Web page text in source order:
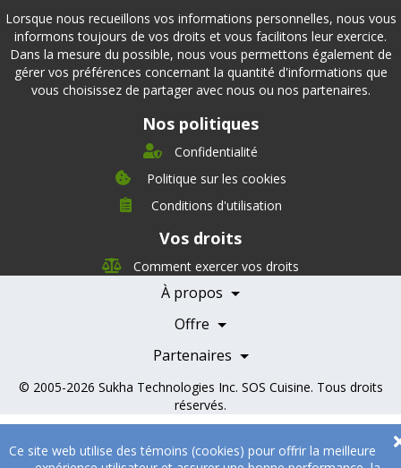
Ce site web utilise des témoins (cookies) pour offrir la meilleure
Lorsque nous recueillons vos informations personnelles, nous vous
informons toujours de vos droits et vous facilitons leur exercice.
Dans la mesure du possible, nous vous permettons également de
gérer vos préférences concernant la quantité d'informations que
vous choisissez de partager avec nous ou nos partenaires.
Nos politiques
Confidentialité
Politique sur les cookies
Conditions d'utilisation
Vos droits
Comment exercer vos droits
À propos
Direction
Nutrition
Offre
Témoignages
Partenaires
Nos partenaires
Devenir Partenaire
Professionnels de la santé
© 2005-2026 Sukha Technologies Inc. SOS Cuisine. Tous droits
réservés.